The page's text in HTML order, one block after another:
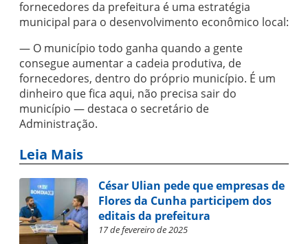
fornecedores da prefeitura é uma estratégia
municipal para o desenvolvimento econômico local:
— O município todo ganha quando a gente
consegue aumentar a cadeia produtiva, de
fornecedores, dentro do próprio município. É um
dinheiro que fica aqui, não precisa sair do
município — destaca o secretário de
Administração.
Leia Mais
César Ulian pede que empresas de
Flores da Cunha participem dos
editais da prefeitura
17 de fevereiro de 2025